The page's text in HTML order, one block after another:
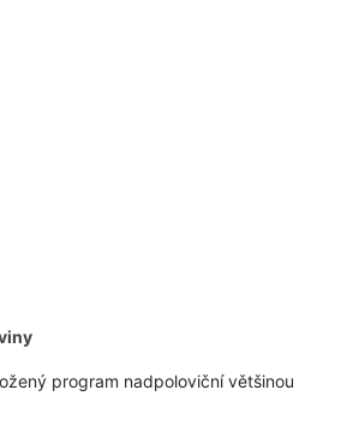
program nadpoloviční většinou